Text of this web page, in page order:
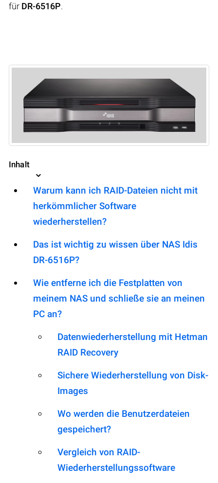
für DR-6516P.
Inhalt
Warum kann ich RAID-Dateien nicht mit
herkömmlicher Software
wiederherstellen?
Das ist wichtig zu wissen über NAS Idis
DR-6516P?
Wie entferne ich die Festplatten von
meinem NAS und schließe sie an meinen
PC an?
Datenwiederherstellung mit Hetman
RAID Recovery
Sichere Wiederherstellung von Disk-
Images
Wo werden die Benutzerdateien
gespeichert?
Vergleich von RAID-
Wiederherstellungssoftware